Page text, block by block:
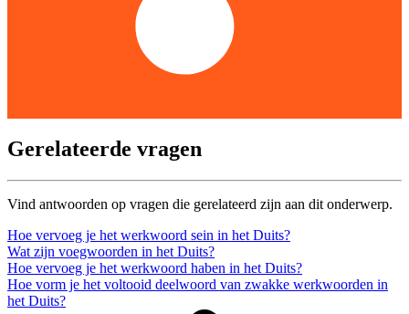
Gerelateerde vragen
Vind antwoorden op vragen die gerelateerd zijn aan dit onderwerp.
Hoe vervoeg je het werkwoord sein in het Duits?
Wat zijn voegwoorden in het Duits?
Hoe vervoeg je het werkwoord haben in het Duits?
Hoe vorm je het voltooid deelwoord van zwakke werkwoorden in
het Duits?